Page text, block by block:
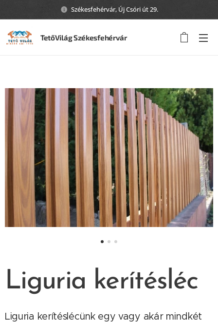
Székesfehérvár, Új Csóri út 29.
TetőVilág Székesfehérvár
Liguria kerítésléc
Liguria kerítéslécünk egy vagy akár mindkét